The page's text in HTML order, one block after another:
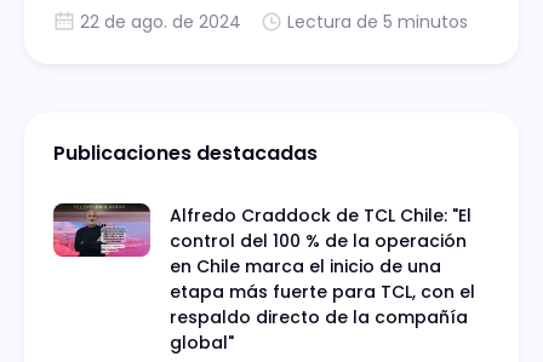
22 de ago. de 2024 Lectura de 5 minutos
Publicaciones destacadas
Alfredo Craddock de TCL Chile: "El
control del 100 % de la operación
en Chile marca el inicio de una
etapa más fuerte para TCL, con el
respaldo directo de la compañía
global"